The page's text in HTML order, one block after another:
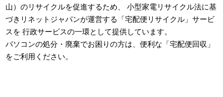
山）のリサイクルを促進するため、
小型家電リサイクル法に基
づきリネットジャパンが運営する「宅配便リサイクル」サービ
スを 行政サービスの一環として提供しています。
パソコンの処分・廃棄でお困りの方は、便利な「宅配便回収」
をご利用ください。